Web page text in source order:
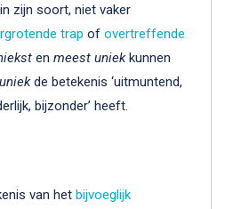
zijn soort, niet vaker
trap of overtreffende
en meest uniekkunnen
uniekde betekenis ‘uitmuntend,
bijzonder’ heeft.
van het bijvoeglijk